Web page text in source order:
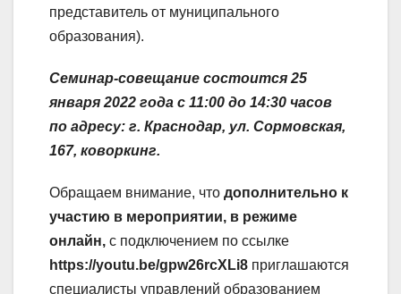
представитель от муниципального
образования).
Семинар-совещание состоится 25
января 2022 года с 11:00 до 14:30 часов
по адресу: г. Краснодар, ул. Сормовская,
167, коворкинг.
Обращаем внимание, что дополнительно к
участию в мероприятии, в режиме
онлайн, с подключением по ссылке
https://youtu.be/gpw26rcXLi8 приглашаются
специалисты управлений образованием